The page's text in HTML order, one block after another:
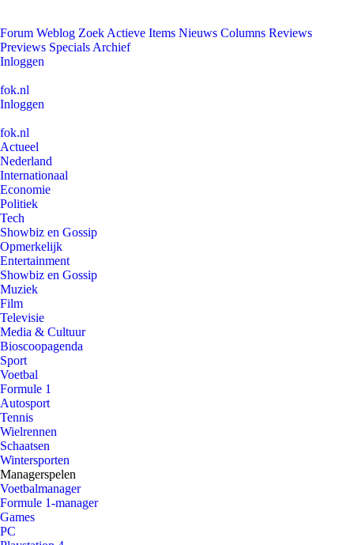
Forum Weblog Zoek Actieve Items Nieuws Columns Reviews
Previews Specials Archief
Inloggen
fok.nl
Inloggen
fok.nl
Actueel
Nederland
Internationaal
Economie
Politiek
Tech
Showbiz en Gossip
Opmerkelijk
Entertainment
Showbiz en Gossip
Muziek
Film
Televisie
Media & Cultuur
Bioscoopagenda
Sport
Voetbal
Formule 1
Autosport
Tennis
Wielrennen
Schaatsen
Wintersporten
Managerspelen
Voetbalmanager
Formule 1-manager
Games
PC